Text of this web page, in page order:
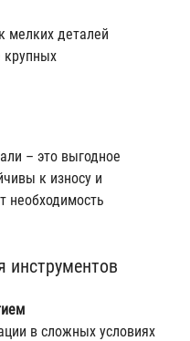
мелких деталей
крупных
– это выгодное
к износу и
необходимость
в сложных условиях